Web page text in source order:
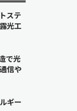
ステ
光工
で光
信や
ギー